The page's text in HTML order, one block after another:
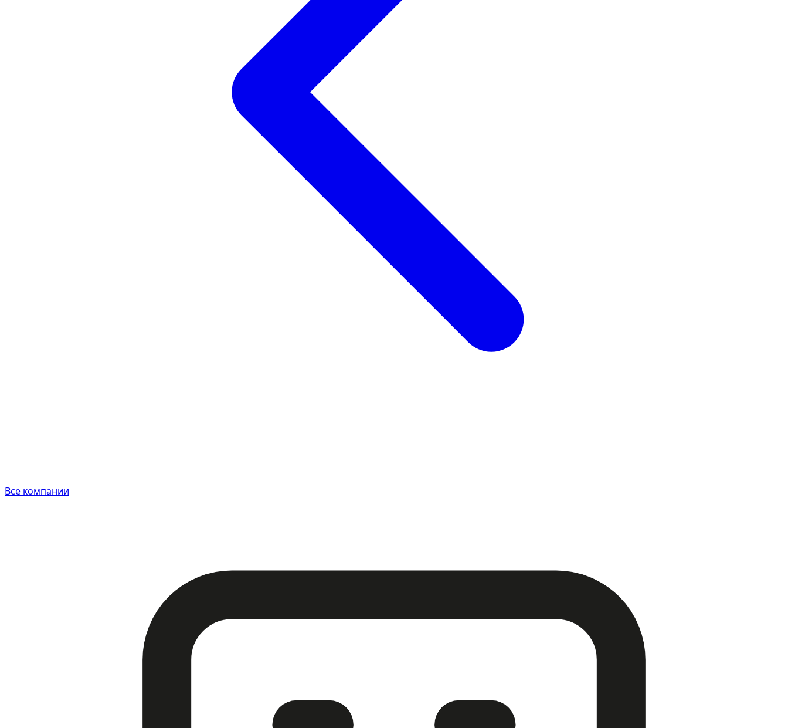
Все компании